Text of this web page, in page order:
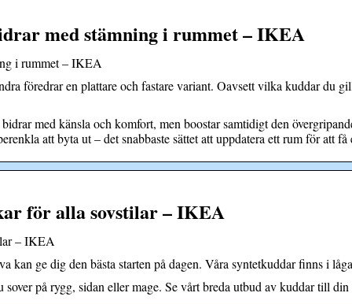
med stämning i rummet – IKEA
i rummet – IKEA
föredrar en plattare och fastare variant. Oavsett vilka kuddar du
med känsla och komfort, men boostar samtidigt den
att byta ut – det snabbaste sättet att uppdatera ett rum för att
för alla sovstilar – IKEA
– IKEA
kan ge dig den bästa starten på dagen. Våra syntetkuddar finns i
på rygg, sidan eller mage. Se vårt breda utbud av kuddar till